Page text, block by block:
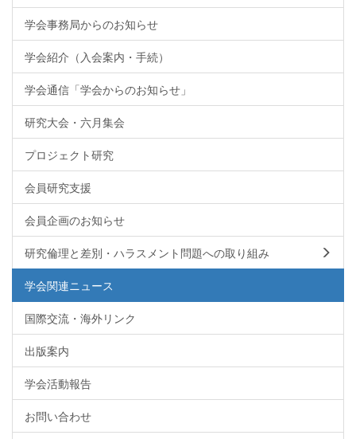
学会事務局からのお知らせ
学会紹介（入会案内・手続）
学会通信「学会からのお知らせ」
研究大会・六月集会
プロジェクト研究
会員研究支援
会員企画のお知らせ
研究倫理と差別・ハラスメント問題への取り組み
学会関連ニュース
国際交流・海外リンク
出版案内
学会活動報告
お問い合わせ